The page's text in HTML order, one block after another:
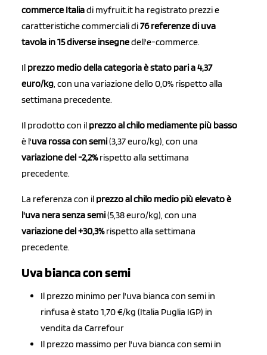
commerce Italiadi myfruit.it ha registrato prezzi e
caratteristiche commerciali di76 referenze di uva
tavola in 15 diverse insegnedell'e-commerce.
Il prezzo medio della categoria è stato pari a 4,37
euro/kg, con una variazione dello 0,0% rispetto alla
settimana precedente.
Il prodotto con il prezzo al chilo mediamente più basso
è l'uva rossa con semi(3,37 euro/kg), con una
variazione del -2,2%rispetto alla settimana
precedente.
La referenza con il prezzo al chilo medio più elevato è
l'uva nera senza semi(5,38 euro/kg), con una
variazione del +30,3%rispetto alla settimana
precedente.
Uva bianca con semi
Il prezzo minimo per l'uva bianca con semi in
rinfusa è stato 1,70 €/kg (Italia Puglia IGP) in
vendita da Carrefour
Il prezzo massimo per l'uva bianca con semi in